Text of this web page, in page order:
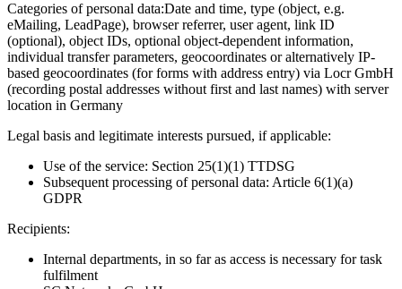
Categories of personal data:Date and time, type (object, e.g.
eMailing, LeadPage), browser referrer, user agent, link ID
(optional), object IDs, optional object-dependent information,
individual transfer parameters, geocoordinates or alternatively IP-
based geocoordinates (for forms with address entry) via Locr GmbH
(recording postal addresses without first and last names) with server
location in Germany
Legal basis and legitimate interests pursued, if applicable:
Use of the service: Section 25(1)(1) TTDSG
Subsequent processing of personal data: Article 6(1)(a)
GDPR
Recipients:
Internal departments, in so far as access is necessary for task
fulfilment